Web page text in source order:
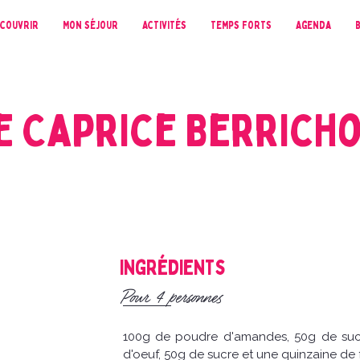
Mon séjour Activités Temps forts Agenda
Caprice
Ingrédients
100g de poudre d'amandes, 50g de
d'oeuf, 50g de sucre et une quinzaine de
Pour 4 personnes